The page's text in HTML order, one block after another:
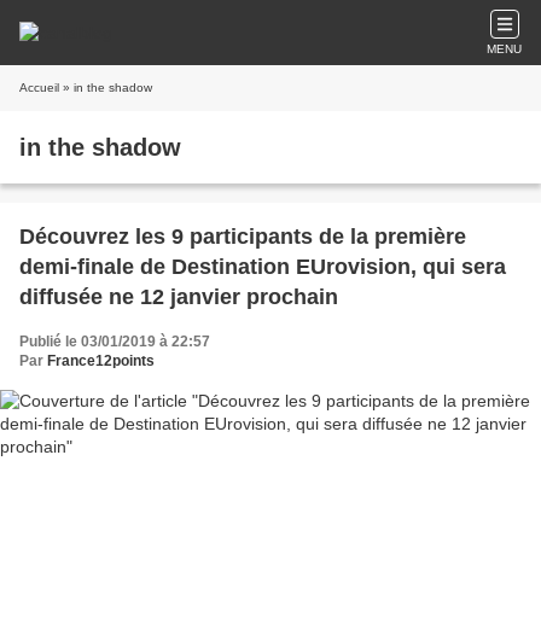
MENU
Accueil » in the shadow
in the shadow
Découvrez les 9 participants de la première
demi-finale de Destination EUrovision, qui sera
diffusée ne 12 janvier prochain
Publié le 03/01/2019 à 22:57
Par France12points